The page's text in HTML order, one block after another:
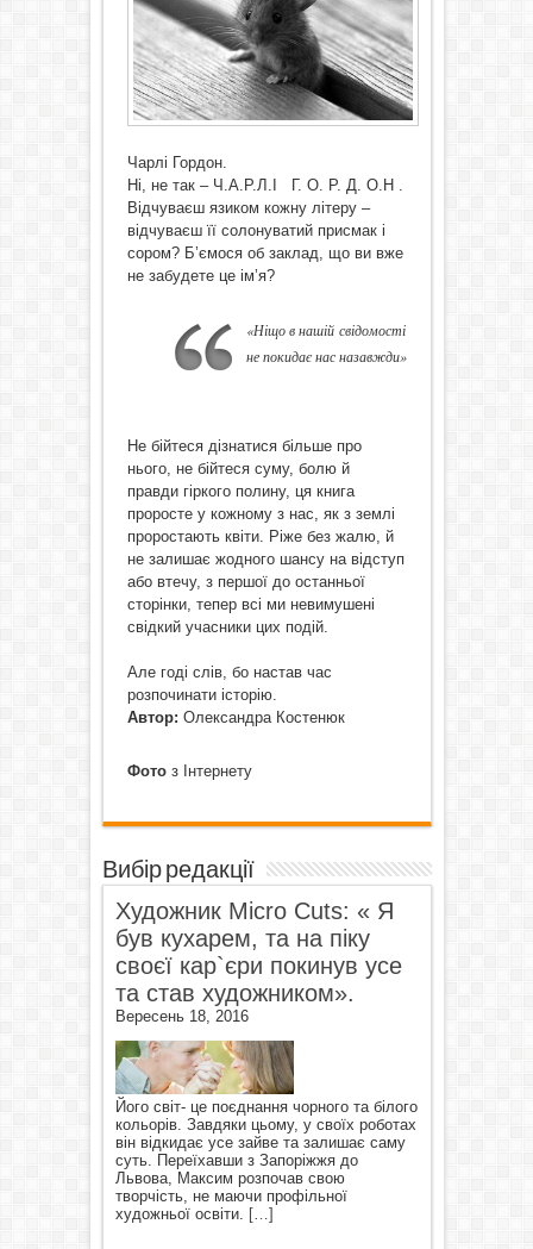
Чарлі Гордон.
Ні, не так – Ч.А.Р.Л.І Г. О. Р. Д. О.Н .
Відчуваєш язиком кожну літеру –
відчуваєш її солонуватий присмак і
сором? Б’ємося об заклад, що ви вже
не забудете це ім’я?
«Ніщо в нашій свідомості
не покидає нас назавжди»
Не бійтеся дізнатися більше про
нього, не бійтеся суму, болю й
правди гіркого полину, ця книга
проросте у кожному з нас, як з землі
проростають квіти. Ріже без жалю, й
не залишає жодного шансу на відступ
або втечу, з першої до останньої
сторінки, тепер всі ми невимушені
свідкий учасники цих подій.
Але годі слів, бо настав час
розпочинати історію.
Автор: Олександра Костенюк
Фото з Інтернету
Вибір редакції
Художник Micro Cuts: « Я
був кухарем, та на піку
своєї кар`єри покинув усе
та став художником».
Вересень 18, 2016
Його світ- це поєднання чорного та білого
кольорів. Завдяки цьому, у своїх роботах
він відкидає усе зайве та залишає саму
суть. Переїхавши з Запоріжжя до
Львова, Максим розпочав свою
творчість, не маючи профільної
художньої освіти. […]